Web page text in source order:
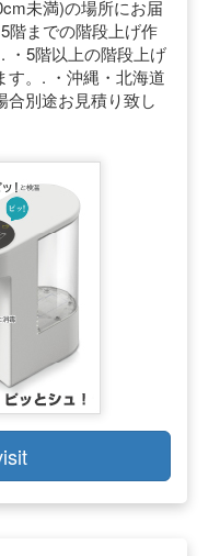
未満)の場所にお届
階までの階段上げ作
・5階以上の階段上げ
す。. ・沖縄・北海道
合別途お見積り致し